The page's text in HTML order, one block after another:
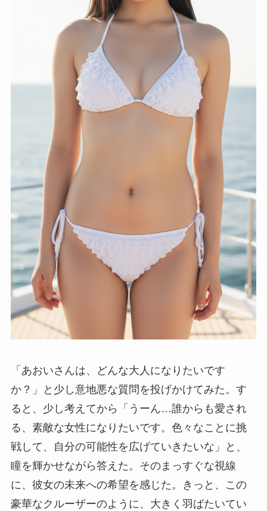
「あおいさんは、どんな大人になりたいです
か？」と少し意地悪な質問を投げかけてみた。す
ると、少し考えてから「うーん…誰からも愛され
る、素敵な女性になりたいです。色々なことに挑
戦して、自分の可能性を広げていきたいな」と、
瞳を輝かせながら答えた。そのまっすぐな視線
に、彼女の未来への希望を感じた。きっと、この
豪華なクルーザーのように、大きく羽ばたいてい